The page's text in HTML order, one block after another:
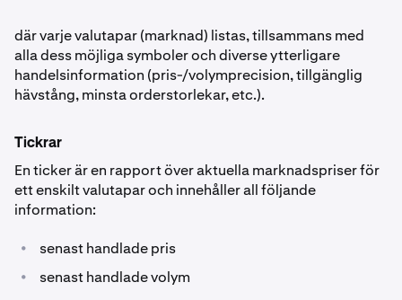
där varje valutapar (marknad) listas, tillsammans med
alla dess möjliga symboler och diverse ytterligare
handelsinformation (pris-/volymprecision, tillgänglig
hävstång, minsta orderstorlekar, etc.).
Tickrar
En ticker är en rapport över aktuella marknadspriser för
ett enskilt valutapar och innehåller all följande
information:
• senast handlade pris
• senast handlade volym